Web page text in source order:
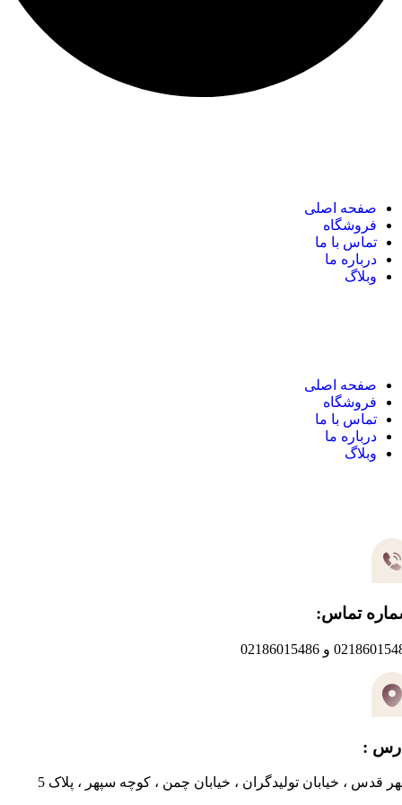
صفحه اصلی
فروشگاه
تماس با ما
درباره ما
وبلاگ
صفحه اصلی
فروشگاه
تماس با ما
درباره ما
وبلاگ
تماس:
و 02186015486
:
قدس ، خیابان تولیدگران ، خیابان چمن ، کوچه سپهر ، پلاک 5